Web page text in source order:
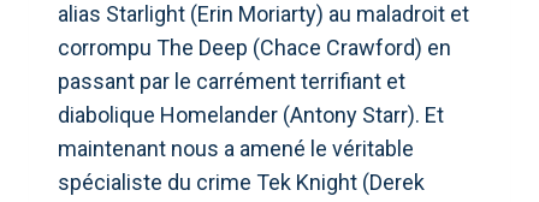
alias Starlight (Erin Moriarty) au maladroit et
corrompu The Deep (Chace Crawford) en
passant par le carrément terrifiant et
diabolique Homelander (Antony Starr). Et
maintenant nous a amené le véritable
spécialiste du crime Tek Knight (Derek